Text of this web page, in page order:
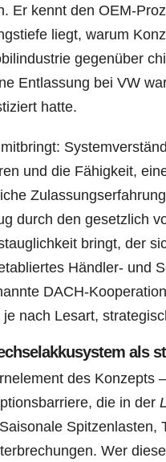
Er kennt den OEM-
liegt, warum
gegenüber
Entlassung bei VW
hatte.
und die Fähigkeit,
durch den gesetzlich
bringt, der
Händler- und
DACH-
je nach Lesart,
als
des
die in der
Spitzenlasten,
Wer